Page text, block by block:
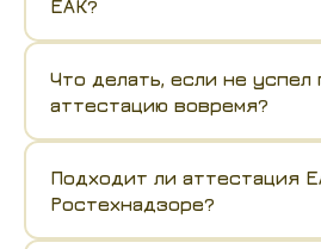
ЕАК?
Что делать, если не успел
аттестацию вовремя?
Подходит ли аттестация
Ростехнадзоре?